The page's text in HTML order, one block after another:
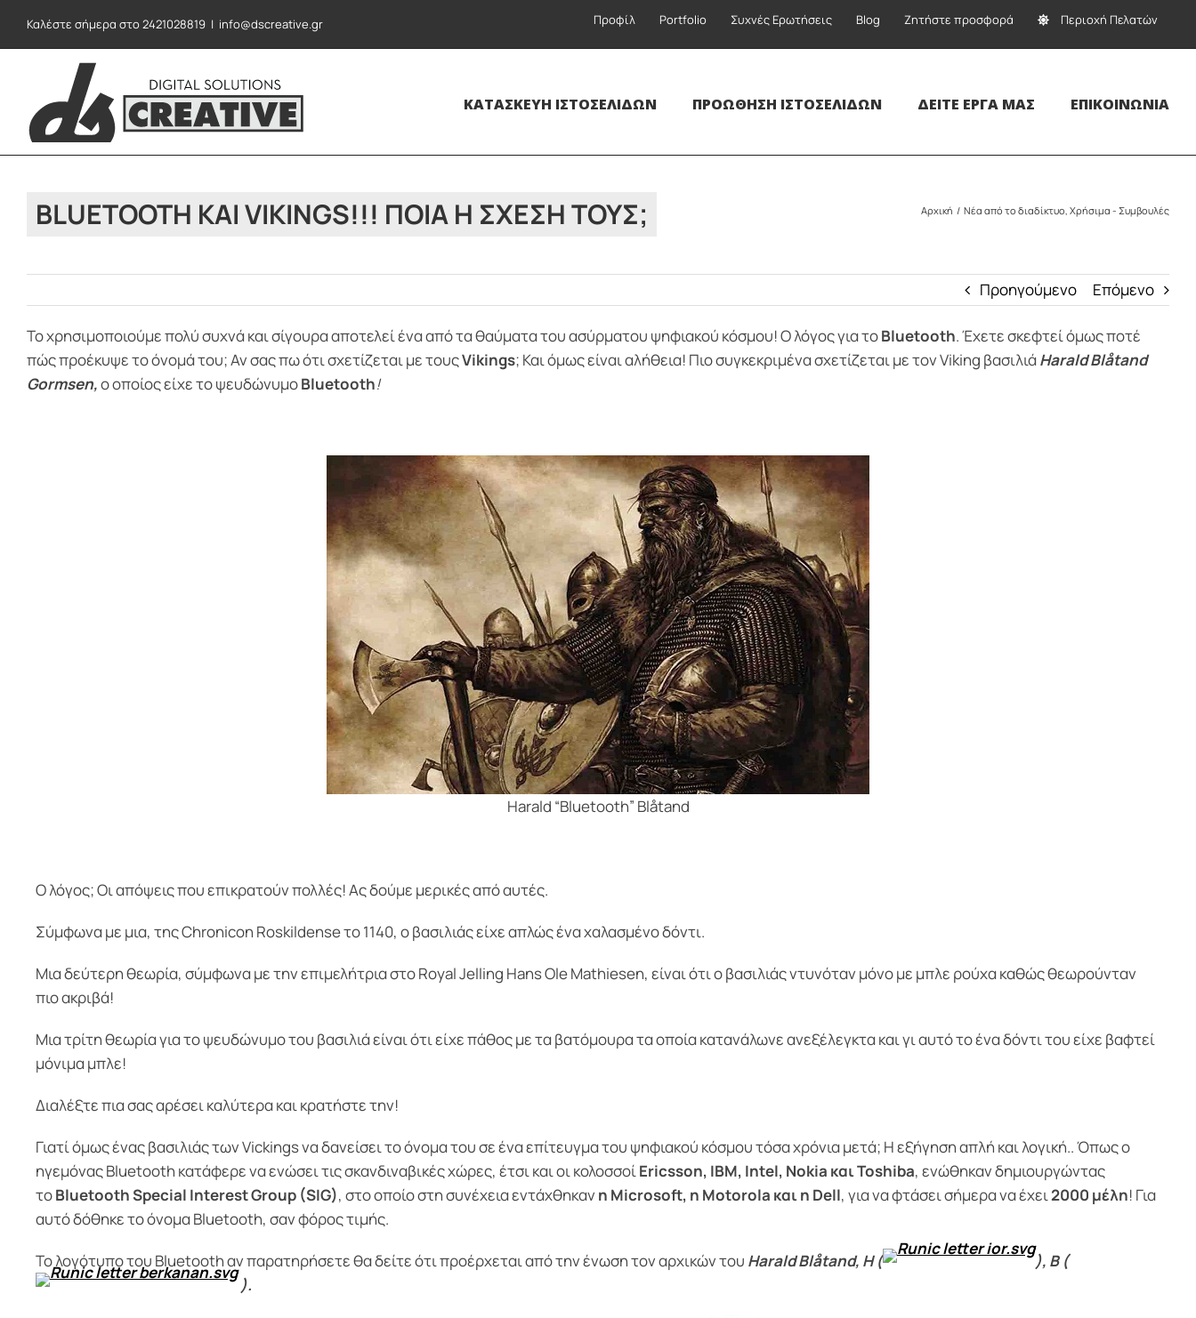
περιεχόμενο
Καλέστε σήμερα στο 2421028819 | info@dscreative.gr Προφίλ Portfolio Συχνές Ερωτήσεις Blog Ζητήστε προσφορά Περιοχή Πελατών
ΚΑΤΑΣΚΕΥΉ ΙΣΤΟΣΕΛΊΔΩΝ ΠΡΟΏΘΗΣΗ ΙΣΤΟΣΕΛΊΔΩΝ ΔΕΊΤΕ ΈΡΓΑ ΜΑΣ ΕΠΙΚΟΙΝΩΝΊΑ
BLUETOOTH ΚΑΙ VIKINGS!!! ΠΟΙΆ Η ΣΧΈΣΗ ΤΟΥΣ; Αρχική Νέα από το διαδίκτυο Χρήσιμα - Συμβουλές
Προηγούμενο Επόμενο
Το χρησιμοποιούμε πολύ συχνά και σίγουρα αποτελεί ένα από τα θαύματα του ασύρματου ψηφιακού κόσμου! Ο λόγος για τοBluetooth. Έχετε σκεφτεί όμως ποτέ
πώς προέκυψε το όνομά του; Αν σας πω ότι σχετίζεται με τουςVikings; Και όμως είναι αλήθεια! Πιο συγκεκριμένα σχετίζεται με τον Viking βασιλιάHarald Blåtand
Gormsen,ο οποίος είχε το ψευδώνυμοBluetooth!
Harald “Bluetooth” Blåtand
O λόγος; Οι απόψεις που επικρατούν πολλές! Ας δούμε μερικές από αυτές.
Σύμφωνα με μια, της Chronicon Roskildense το 1140, ο βασιλιάς είχε απλώς ένα χαλασμένο δόντι.
Μια δεύτερη θεωρία, σύμφωνα με την επιμελήτρια στο Royal Jelling Hans Ole Mathiesen, είναι ότι ο βασιλιάς ντυνόταν μόνο με μπλε ρούχα καθώς θεωρούνταν
πιο ακριβά!
Μια τρίτη θεωρία για το ψευδώνυμο του βασιλιά είναι ότι είχε πάθος με τα βατόμουρα τα οποία κατανάλωνε ανεξέλεγκτα και γι αυτό το ένα δόντι του είχε βαφτεί
μόνιμα μπλε!
Διαλέξτε πια σας αρέσει καλύτερα και κρατήστε την!
Γιατί όμως ένας βασιλιάς των Vickings να δανείσει το όνομα του σε ένα επίτευγμα του ψηφιακού κόσμου τόσα χρόνια μετά; Η εξήγηση απλή και λογική.. Όπως ο
ηγεμόνας Bluetooth κατάφερε να ενώσει τις σκανδιναβικές χώρες, έτσι και οι κολοσσοίEricsson, ΙΒΜ, Intel, Nokia και Toshiba, ενώθηκαν δημιουργώντας
τοBluetooth Special Interest Group (SIG), στο οποίο στη συνέχεια εντάχθηκαν η Microsoft, η Motorola και η Dell, για να φτάσει σήμερα να έχει2000 μέλη! Για
αυτό δόθηκε το όνομα Bluetooth, σαν φόρος τιμής.
Το λογότυπο του Bluetooth αν παρατηρήσετε θα δείτε ότι προέρχεται από την ένωση τον αρχικών του Harald Blåtand, H (
), B (
).